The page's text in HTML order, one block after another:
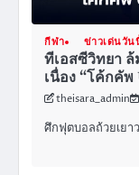
กีฬา ข่าวเด่นวัน
ทีเอสซีวิทยา
เนื่อง “โค้กคั
theisara_admin
ศึกฟุตบอลถ้วยเย